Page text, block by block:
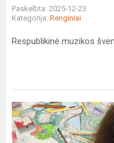
Paskelbta: 2025-12-23
Kategorija: Renginiai
Respublikinė muzikos
Dalyvavimas
tarptautinėje
virtualioje